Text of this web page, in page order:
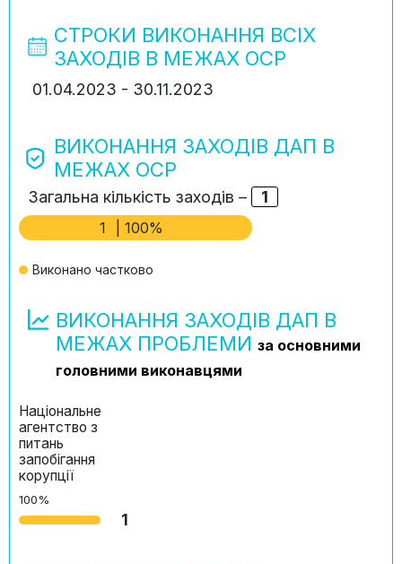
СТРОКИ ВИКОНАННЯ ВСІХ
ЗАХОДІВ В МЕЖАХ ОСР
01.04.2023 - 30.11.2023
ВИКОНАННЯ ЗАХОДІВ ДАП В
МЕЖАХ ОСР
Загальна кількість заходів – 1
1 | 100%
Виконано частково
ВИКОНАННЯ ЗАХОДІВ ДАП В
МЕЖАХ ПРОБЛЕМИ за основними
головними виконавцями
Національне
агентство з
питань
запобігання
корупції
100%
1